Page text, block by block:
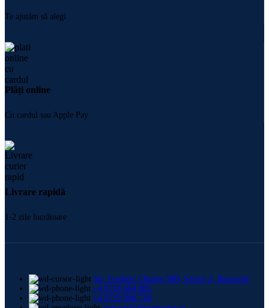
Te ajutăm să alegi
Plăți online
Cu cardul sau Apple Pay
Livrare rapidă
1-2 zile lucrătoare
Str. Frederic Chopin 30B, Sector 2, București
+4 0724 664 885
+4 0729 998 728